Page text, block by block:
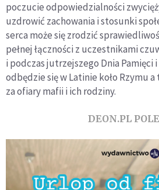
poczucie odpowiedzialności
uzdrowić zachowania i stosunki
serca może się zrodzić
pełnej łączności z uczestnikami
i podczas jutrzejszego Dnia Pamięci
odbędzie się w Latinie koło Rzymu
za ofiary mafii i ich rodziny.
DEON.PL